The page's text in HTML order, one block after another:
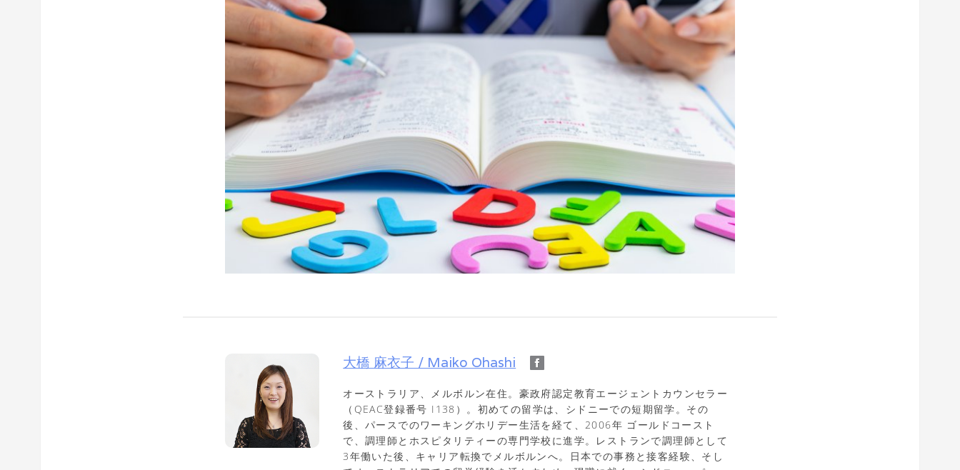
大橋 麻衣子 / Maiko Ohashi
オーストラリア、メルボルン在住。豪政府認定教育エージェントカウンセラー
（QEAC登録番号 I138）。初めての留学は、シドニーでの短期留学。その
後、パースでのワーキングホリデー生活を経て、2006年 ゴールドコースト
で、調理師とホスピタリティーの専門学校に進学。レストランで調理師として
3年働いた後、キャリア転換でメルボルンへ。日本での事務と接客経験、そし